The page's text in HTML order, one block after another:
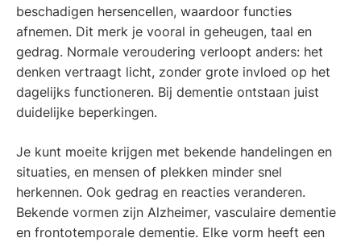
beschadigen hersencellen, waardoor functies
afnemen. Dit merk je vooral in geheugen, taal en
gedrag. Normale veroudering verloopt anders: het
denken vertraagt licht, zonder grote invloed op het
dagelijks functioneren. Bij dementie ontstaan juist
duidelijke beperkingen.
Je kunt moeite krijgen met bekende handelingen en
situaties, en mensen of plekken minder snel
herkennen. Ook gedrag en reacties veranderen.
Bekende vormen zijn Alzheimer, vasculaire dementie
en frontotemporale dementie. Elke vorm heeft een